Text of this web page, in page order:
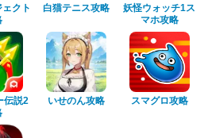
クト
白猫テニス攻略
妖怪ウォッチ1ス
マホ攻略
伝説2
いせのん攻略 スマグロ攻略